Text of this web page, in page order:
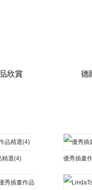
欣賞
德
精選(4) 優秀插畫